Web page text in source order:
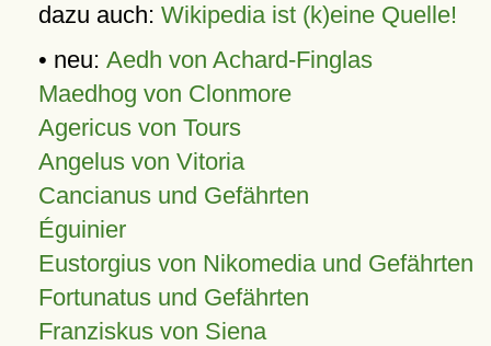
dazu auch: Wikipedia ist (k)eine Quelle!
• neu: Aedh von Achard-Finglas
Maedhog von Clonmore
Agericus von Tours
Angelus von Vitoria
Cancianus und Gefährten
Éguinier
Eustorgius von Nikomedia und Gefährten
Fortunatus und Gefährten
Franziskus von Siena